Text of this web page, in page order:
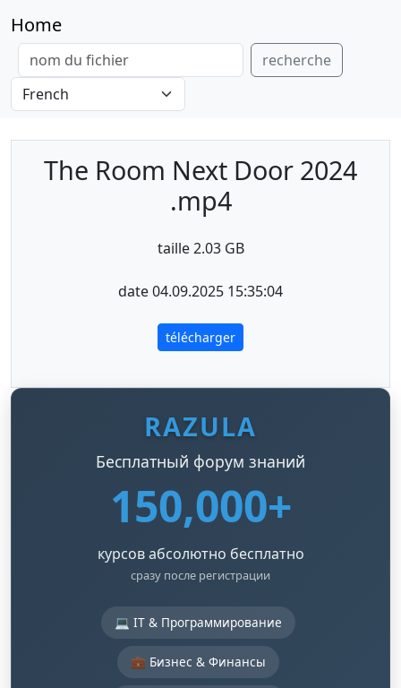
Home
recherche
The Room Next Door 2024
.mp4
taille 2.03 GB
date 04.09.2025 15:35:04
télécharger
RAZULA
Бесплатный форум знаний
150,000+
курсов абсолютно бесплатно
сразу после регистрации
💻 IT & Программирование
💼 Бизнес & Финансы